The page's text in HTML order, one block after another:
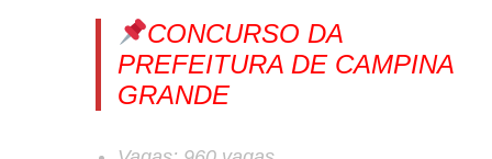
CONCURSO DA
PREFEITURA DE CAMPINA
GRANDE